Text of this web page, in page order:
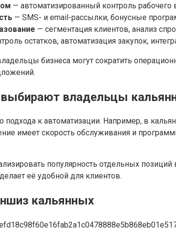
— автоматизированный контроль
— SMS- и email-рассылки, бонусные
— сегментация клиентов, анализ
остатков, автоматизация закупок,
бизнеса могут сократить
владельцы
подхода к автоматизации. Например, в
имеет скорость обслуживания и
популярность отдельных
её удобной для клиентов.
кальянных